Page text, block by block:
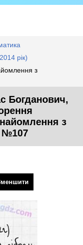
рік)
з
Богданович,
з
№107